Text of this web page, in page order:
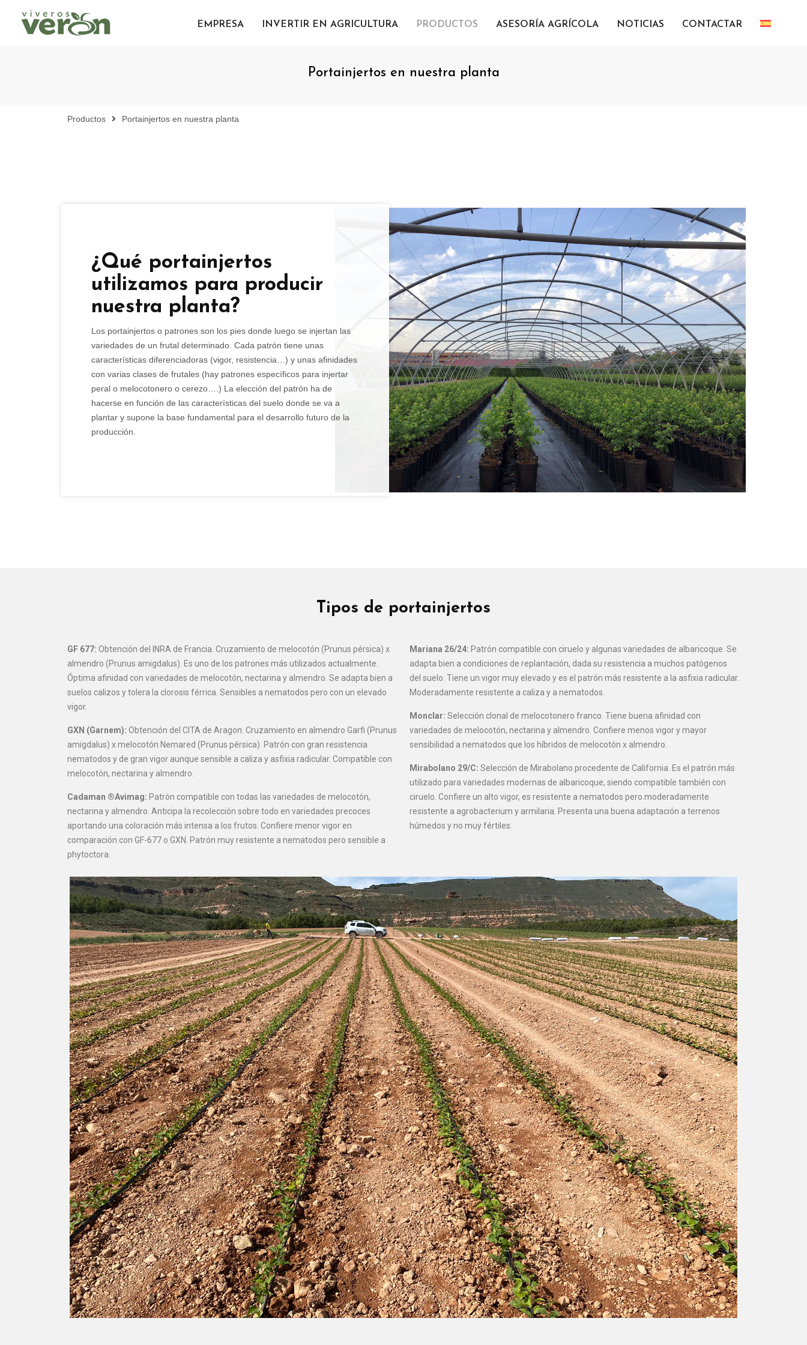
EMPRESA INVERTIR EN AGRICULTURA PRODUCTOS ASESORÍA AGRÍCOLA NOTICIAS CONTACTAR
Portainjertos en nuestra planta
Productos Portainjertos en nuestra planta
¿Qué portainjertos
utilizamos para producir
nuestra planta?
Los portainjertos o patrones son los pies donde luego se injertan las
variedades de un frutal determinado. Cada patrón tiene unas
características diferenciadoras (vigor, resistencia…) y unas afinidades
con varias clases de frutales (hay patrones específicos para injertar
peral o melocotonero o cerezo….) La elección del patrón ha de
hacerse en función de las características del suelo donde se va a
plantar y supone la base fundamental para el desarrollo futuro de la
producción.
Tipos de portainjertos
GF 677: Obtención del INRA de Francia. Cruzamiento de melocotón (Prunus pérsica) x
almendro (Prunus amigdalus). Es uno de los patrones más utilizados actualmente.
Óptima afinidad con variedades de melocotón, nectarina y almendro. Se adapta bien a
suelos calizos y tolera la clorosis férrica. Sensibles a nematodos pero con un elevado
vigor.
GXN (Garnem): Obtención del CITA de Aragon. Cruzamiento en almendro Garfi (Prunus
amigdalus) x melocotón Nemared (Prunus pérsica). Patrón con gran resistencia
nematodos y de gran vigor aunque sensible a caliza y asfixia radicular. Compatible con
melocotón, nectarina y almendro.
Cadaman ®Avimag: Patrón compatible con todas las variedades de melocotón,
nectarina y almendro. Anticipa la recolección sobre todo en variedades precoces
aportando una coloración más intensa a los frutos. Confiere menor vigor en
comparación con GF-677 o GXN. Patrón muy resistente a nematodos pero sensible a
phytoctora.
Mariana 26/24: Patrón compatible con ciruelo y algunas variedades de albaricoque. Se
adapta bien a condiciones de replantación, dada su resistencia a muchos patógenos
del suelo. Tiene un vigor muy elevado y es el patrón más resistente a la asfixia radicular.
Moderadamente resistente a caliza y a nematodos.
Monclar: Selección clonal de melocotonero franco. Tiene buena afinidad con
variedades de melocotón, nectarina y almendro. Confiere menos vigor y mayor
sensibilidad a nematodos que los híbridos de melocotón x almendro.
Mirabolano 29/C: Selección de Mirabolano procedente de California. Es el patrón más
utilizado para variedades modernas de albaricoque, siendo compatible también con
ciruelo. Confiere un alto vigor, es resistente a nematodos pero moderadamente
resistente a agrobacterium y armilaria. Presenta una buena adaptación a terrenos
húmedos y no muy fértiles.